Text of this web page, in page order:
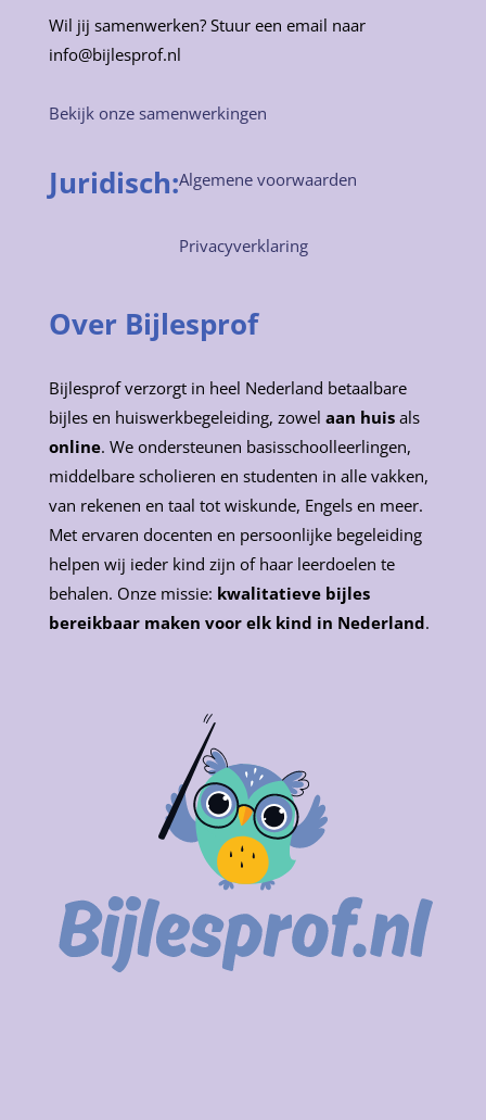
Wil jij samenwerken? Stuur een email naar
info@bijlesprof.nl
Bekijk onze samenwerkingen
Juridisch:Algemene voorwaarden
Privacyverklaring
Over Bijlesprof
Bijlesprof verzorgt in heel Nederland betaalbare
bijles en huiswerkbegeleiding, zowel aan huisals
online. We ondersteunen basisschoolleerlingen,
middelbare scholieren en studenten in alle vakken,
van rekenen en taal tot wiskunde, Engels en meer.
Met ervaren docenten en persoonlijke begeleiding
helpen wij ieder kind zijn of haar leerdoelen te
behalen. Onze missie: kwalitatieve bijles
bereikbaar maken voor elk kind in Nederland.